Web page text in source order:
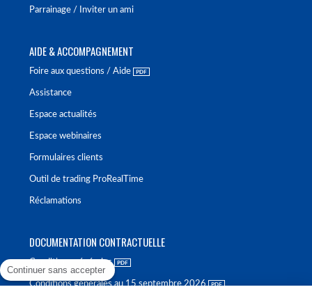
Parrainage / Inviter un ami
AIDE & ACCOMPAGNEMENT
Foire aux questions / Aide
Assistance
Espace actualités
Espace webinaires
Formulaires clients
Outil de trading ProRealTime
Réclamations
DOCUMENTATION CONTRACTUELLE
Conditions générales
Conditions générales au 15 septembre 2026
Continuer sans accepter